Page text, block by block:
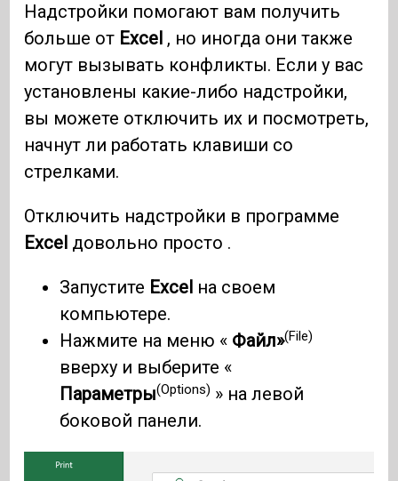
Надстройки помогают вам получить
больше от Excel , но иногда они также
могут вызывать конфликты. Если у вас
установлены какие-либо надстройки,
вы можете отключить их и посмотреть,
начнут ли работать клавиши со
стрелками.
Отключить надстройки в программе
Excel довольно просто .
Запустите Excel на своем
компьютере.
Нажмите на меню « Файл»(File)
вверху и выберите «
Параметры(Options) » на левой
боковой панели.